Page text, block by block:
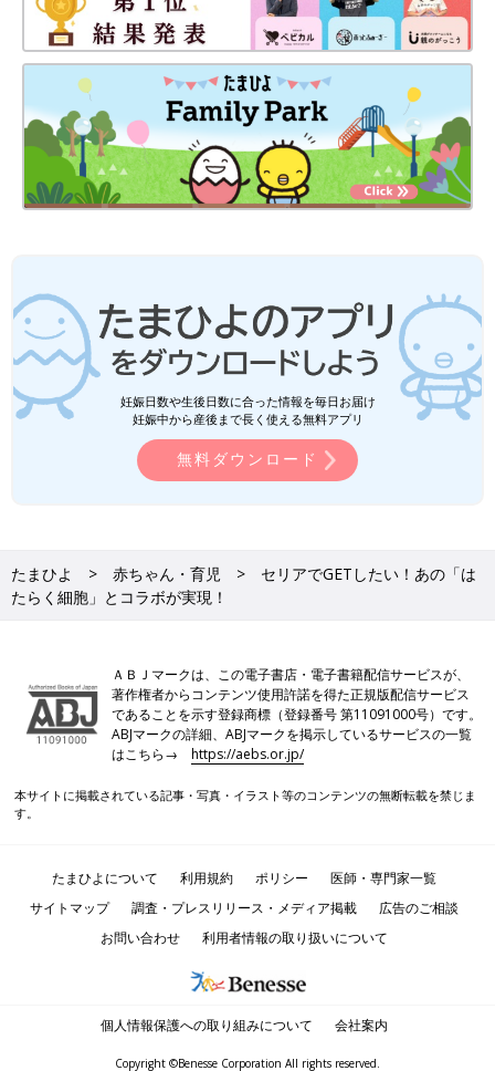
妊娠日数や生後日数に合った情報を毎日お届け
妊娠中から産後まで長く使える無料アプリ
無料ダウンロード
たまひよ 赤ちゃん・育児
セリアでGETしたい！あの「は
たらく細胞」とコラボが実現！
ＡＢＪマークは、この電子書店・電子書籍配信サービスが、
著作権者からコンテンツ使用許諾を得た正規版配信サービス
であることを示す登録商標（登録番号 第11091000号）です。
ABJマークの詳細、ABJマークを掲示しているサービスの一覧
はこちら→https://aebs.or.jp/
本サイトに掲載されている記事・写真・イラスト等のコンテンツの無断転載を禁じま
す。
たまひよについて 利用規約 ポリシー
医師・専門家一覧
サイトマップ
調査・プレスリリース・メディア掲載
広告のご相談
お問い合わせ
利用者情報の取り扱いについて
個人情報保護への取り組みについて 会社案内
Copyright ©Benesse Corporation All rights reserved.